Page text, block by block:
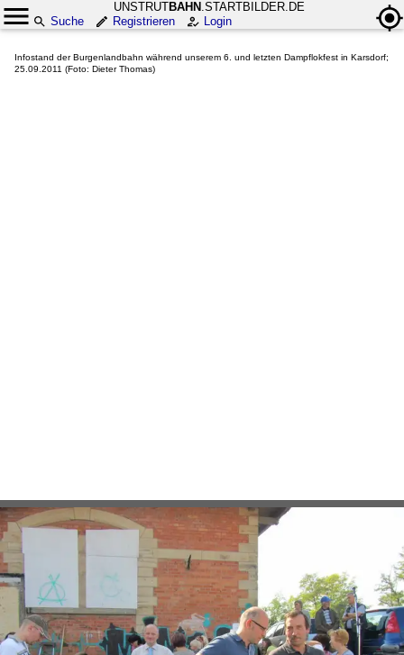
UNSTRUTBAHN .STARTBILDER.DE
Suche
Registrieren Login
Infostand der Burgenlandbahn während unserem 6. und letzten Dampflokfest in Karsdorf;
25.09.2011 (Foto: Dieter Thomas)